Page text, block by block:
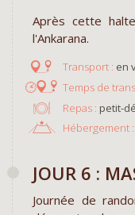
Après cette
l'Ankarana.
en
Repas : petit-
Hébergement :
JOUR 6 :
Journée de